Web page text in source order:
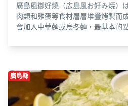
廣島風御好燒（広島風お好み焼）
肉類和雞蛋等食材層層堆疊烤製而
會加入中華麵或烏冬麵，最基本的
廣島縣